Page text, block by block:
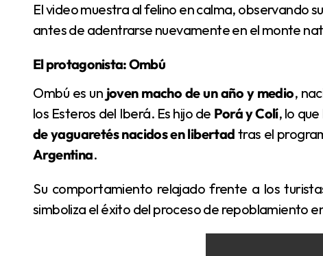
El video muestra al felino en calma, observando su entorno, bostezando y mostrando sus colmillos
antes de adentrarse nuevamente en el monte
El protagonista: Ombú
Ombú es un joven macho de un año y medio,
los Esteros del Iberá. Es hijo de Porá y Colí, lo
de yaguaretés nacidos en libertad tras el
Argentina.
Su comportamiento relajado frente a los turistas refleja la naturaleza pacífica de la especie y
simboliza el éxito del proceso de repoblamiento